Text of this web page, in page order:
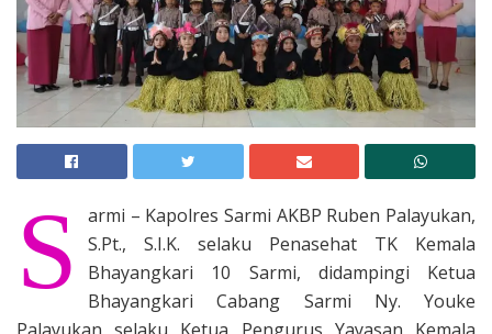
S
armi – Kapolres Sarmi AKBP Ruben Palayukan,
S.Pt., S.I.K. selaku Penasehat TK Kemala
Bhayangkari 10 Sarmi, didampingi Ketua
Bhayangkari Cabang Sarmi Ny. Youke